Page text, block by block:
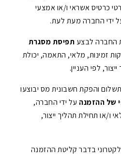
כרטיס אשראי ו/או אמצעי
ידי החברה מעת לעת.
החברה לבצע תפיסת מסגרת
זמינות, מלאי, התאמה, יכולת
לפי העניין.
והפקת חשבונית מס יבוצעו
של ההזמנה על ידי החברה,
ו/או תחילת תהליך ייצור,
בדבר קליטת ההזמנה